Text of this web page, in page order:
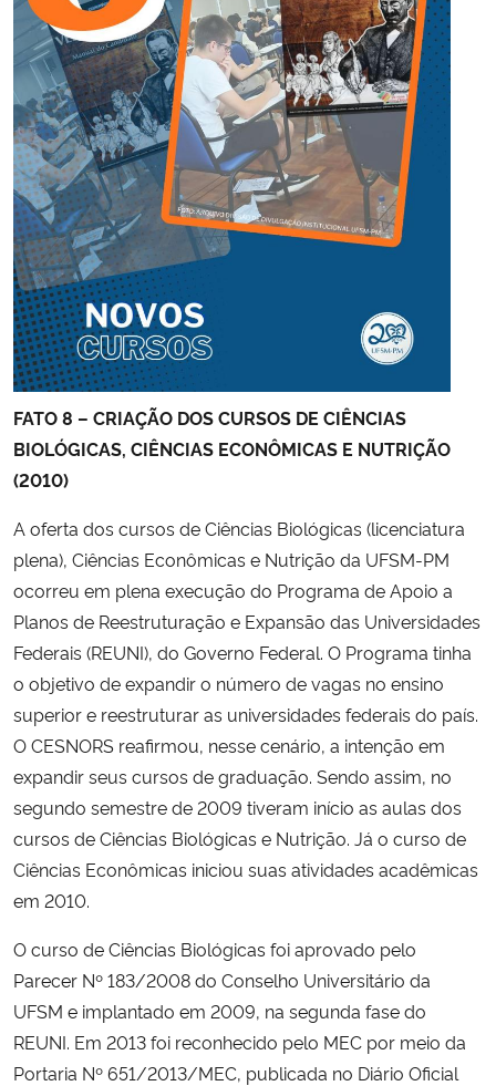
FATO 8 – CRIAÇÃO DOS CURSOS DE CIÊNCIAS
BIOLÓGICAS, CIÊNCIAS ECONÔMICAS E NUTRIÇÃO
(2010)
A oferta dos cursos de Ciências Biológicas (licenciatura
plena), Ciências Econômicas e Nutrição da UFSM-PM
ocorreu em plena execução do Programa de Apoio a
Planos de Reestruturação e Expansão das Universidades
Federais (REUNI), do Governo Federal. O Programa tinha
o objetivo de expandir o número de vagas no ensino
superior e reestruturar as universidades federais do país.
O CESNORS reafirmou, nesse cenário, a intenção em
expandir seus cursos de graduação. Sendo assim, no
segundo semestre de 2009 tiveram início as aulas dos
cursos de Ciências Biológicas e Nutrição. Já o curso de
Ciências Econômicas iniciou suas atividades acadêmicas
em 2010.
O curso de Ciências Biológicas foi aprovado pelo
Parecer Nº 183/2008 do Conselho Universitário da
UFSM e implantado em 2009, na segunda fase do
REUNI. Em 2013 foi reconhecido pelo MEC por meio da
Portaria Nº 651/2013/MEC, publicada no Diário Oficial